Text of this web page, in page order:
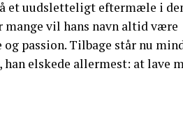
et uudsletteligt eftermæle i
mange vil hans navn altid være
og passion. Tilbage står nu
han elskede allermest: at lave